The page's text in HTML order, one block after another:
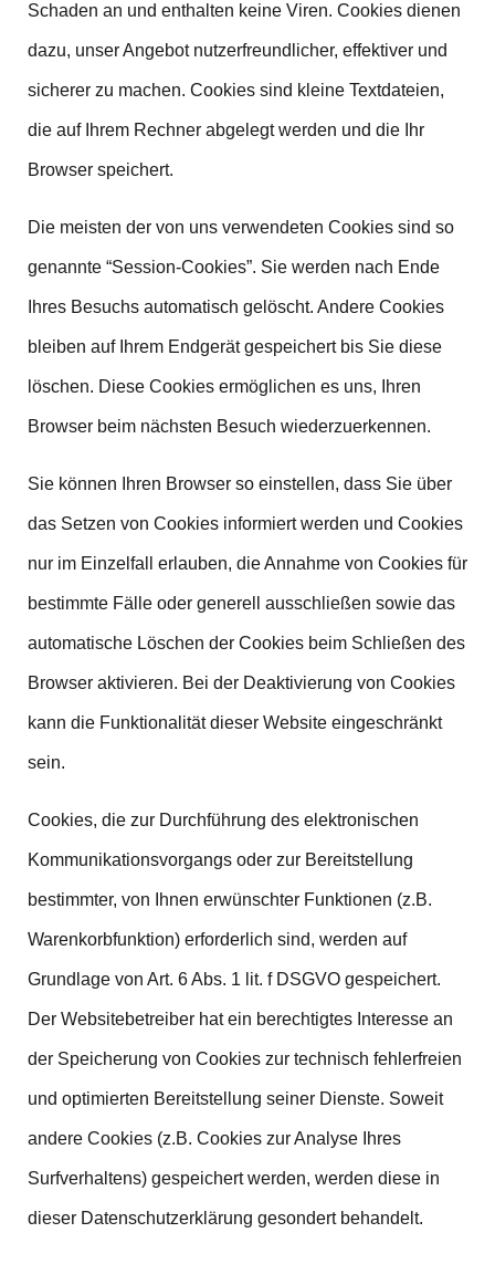
Schaden an und enthalten keine Viren. Cookies dienen
dazu, unser Angebot nutzerfreundlicher, effektiver und
sicherer zu machen. Cookies sind kleine Textdateien,
die auf Ihrem Rechner abgelegt werden und die Ihr
Browser speichert.
Die meisten der von uns verwendeten Cookies sind so
genannte “Session-Cookies”. Sie werden nach Ende
Ihres Besuchs automatisch gelöscht. Andere Cookies
bleiben auf Ihrem Endgerät gespeichert bis Sie diese
löschen. Diese Cookies ermöglichen es uns, Ihren
Browser beim nächsten Besuch wiederzuerkennen.
Sie können Ihren Browser so einstellen, dass Sie über
das Setzen von Cookies informiert werden und Cookies
nur im Einzelfall erlauben, die Annahme von Cookies für
bestimmte Fälle oder generell ausschließen sowie das
automatische Löschen der Cookies beim Schließen des
Browser aktivieren. Bei der Deaktivierung von Cookies
kann die Funktionalität dieser Website eingeschränkt
sein.
Cookies, die zur Durchführung des elektronischen
Kommunikationsvorgangs oder zur Bereitstellung
bestimmter, von Ihnen erwünschter Funktionen (z.B.
Warenkorbfunktion) erforderlich sind, werden auf
Grundlage von Art. 6 Abs. 1 lit. f DSGVO gespeichert.
Der Websitebetreiber hat ein berechtigtes Interesse an
der Speicherung von Cookies zur technisch fehlerfreien
und optimierten Bereitstellung seiner Dienste. Soweit
andere Cookies (z.B. Cookies zur Analyse Ihres
Surfverhaltens) gespeichert werden, werden diese in
dieser Datenschutzerklärung gesondert behandelt.